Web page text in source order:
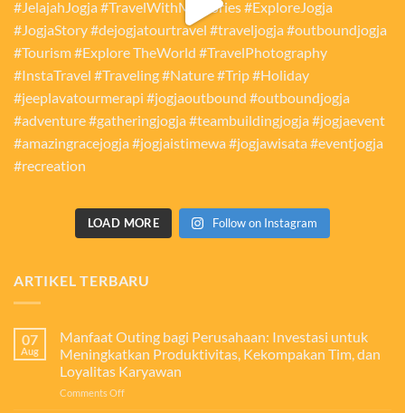
LOAD MORE Follow on Instagram
ARTIKEL TERBARU
07
Aug
Manfaat Outing bagi Perusahaan: Investasi untuk
Meningkatkan Produktivitas, Kekompakan Tim, dan
Loyalitas Karyawan
Comments Offon